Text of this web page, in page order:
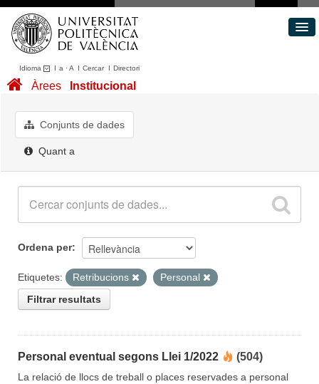
Idioma I a ·A I CercarI Directori
Conjunts de dades
Quant a
Àrees Institucional
Conjunts de dades
Quant a
Ordena per
Etiquetes: Retribucions
Personal
Filtrar resultats
Personal eventual segons Llei 1/2022 (504)
La relació de llocs de treball o places reservades a personal